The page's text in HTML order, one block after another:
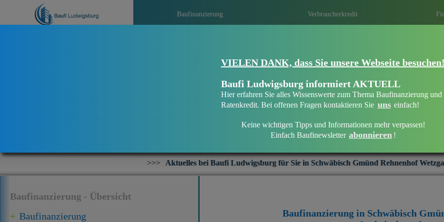
Baufinanzierung Verbraucherkredit
Eine Immobilien­finanzierung bei Baufi
Rehnenhof Wetzgau
Eine optimale Finanzierung erhalten ist
persönliche und individuelle Beratung die
Mit regionalen Banken in Ihrer Region
Aktuelles bei Baufi Ludwigsburg für Sie in Schwäbisch Gmünd Rehnenhof Wetzgau: +++ Interesse
Baufinanzierung - Übersicht
Baufinanzierung
VIELEN DANK, dass Sie unsere Webseite besuchen!
Baufi Ludwigsburg informiert AKTUELL
Hier erfahren Sie alles Wissenswerte zum Thema Baufinanzierung und
Ratenkredit. Bei offenen Fragen kontaktieren Sie uns einfach!
Keine wichtigen Tipps und Informationen mehr verpassen!
Einfach Baufinewsletter abonnieren !
Baufinanzierung in Schwäbisch